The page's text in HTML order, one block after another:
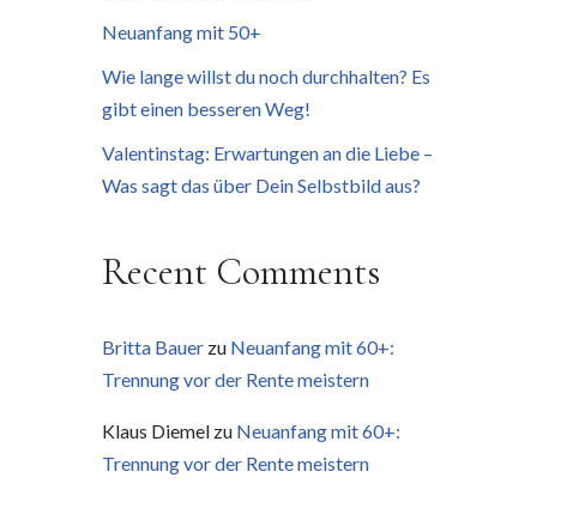
Neuanfang mit 50+
Wie lange willst du noch durchhalten? Es
gibt einen besseren Weg!
Valentinstag: Erwartungen an die Liebe –
Was sagt das über Dein Selbstbild aus?
Recent Comments
Britta Bauer zu Neuanfang mit 60+:
Trennung vor der Rente meistern
Klaus Diemel zu Neuanfang mit 60+:
Trennung vor der Rente meistern